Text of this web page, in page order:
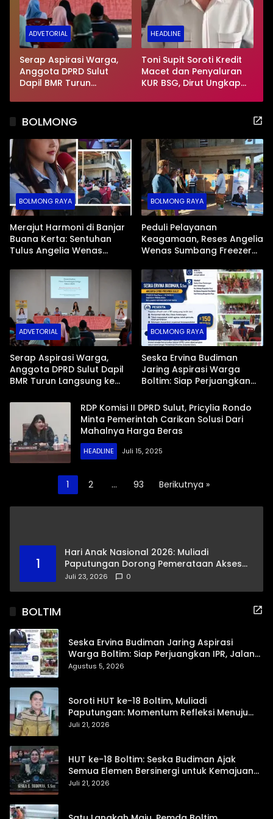
ADVETORIAL
Serap Aspirasi Warga,
Anggota DPRD Sulut
Dapil BMR Turun
HEADLINE
Toni Supit Soroti Kredit
Macet dan Penyaluran
KUR BSG, Dirut Ungkap
BOLMONG
BOLMONG RAYA
Merajut Harmoni di Banjar
Buana Kerta: Sentuhan
Tulus Angelia Wenas
Mopugad
BOLMONG RAYA
Peduli Pelayanan
Keagamaan, Reses Angelia
Wenas Sumbang Freezer
di Mopugad Bolmong
ADVETORIAL
Serap Aspirasi Warga,
Anggota DPRD Sulut Dapil
BMR Turun Langsung ke
BOLMONG RAYA
Seska Ervina Budiman
Jaring Aspirasi Warga
Boltim: Siap Perjuangkan
Pemasaran UMKM
RDP Komisi II DPRD Sulut, Pricylia Rondo
Minta Pemerintah Carikan Solusi Dari
Mahalnya Harga Beras
HEADLINE Juli 15, 2025
Paginasi
pos
1 2 … 93 Berikutnya »
1
Hari Anak Nasional 2026: Muliadi
Paputungan Dorong Pemerataan Akses
Pendidikan dan Proteksi Digital Anak Sulut
Juli 23, 2026 0
BOLTIM
Seska Ervina Budiman Jaring Aspirasi
Warga Boltim: Siap Perjuangkan IPR, Jalan
Trans, hingga Pemasaran UMKM
Agustus 5, 2026
Soroti HUT ke-18 Boltim, Muliadi
Paputungan: Momentum Refleksi Menuju
Daerah Mandiri dan Berdaya Saing
Juli 21, 2026
HUT ke-18 Boltim: Seska Budiman Ajak
Semua Elemen Bersinergi untuk Kemajuan
Daerah
Juli 21, 2026